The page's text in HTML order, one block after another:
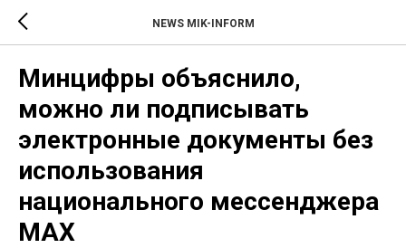
NEWS MIK-INFORM
Минцифры объяснило,
можно ли подписывать
электронные документы без
использования
национального мессенджера
MAX